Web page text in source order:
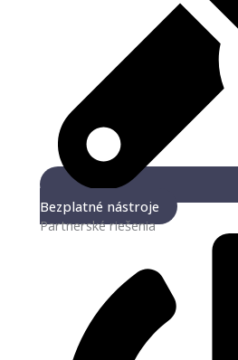
Bezplatné nástroje
Partnerské riešenia